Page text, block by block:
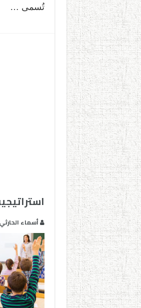
تُسمى …
أسماء الحارثي